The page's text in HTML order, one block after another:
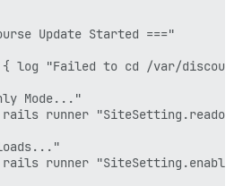
Update Started ==="
log "Failed to cd /var/
Mode..."
rails runner
rails runner